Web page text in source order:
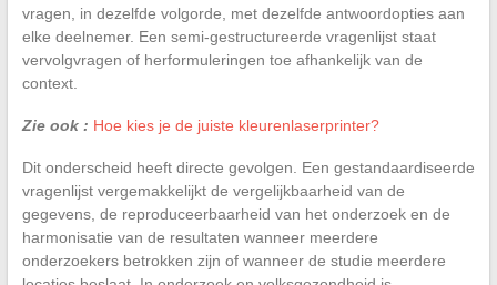
vragen, in dezelfde volgorde, met dezelfde antwoordopties aan
elke deelnemer. Een semi-gestructureerde vragenlijst staat
vervolgvragen of herformuleringen toe afhankelijk van de
context.
Zie ook : Hoe kies je de juiste kleurenlaserprinter?
Dit onderscheid heeft directe gevolgen. Een gestandaardiseerde
vragenlijst vergemakkelijkt de vergelijkbaarheid van de
gegevens, de reproduceerbaarheid van het onderzoek en de
harmonisatie van de resultaten wanneer meerdere
onderzoekers betrokken zijn of wanneer de studie meerdere